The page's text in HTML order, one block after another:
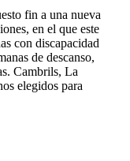
fin a una nueva
en el que este
con discapacidad
de descanso,
Cambrils, La
elegidos para